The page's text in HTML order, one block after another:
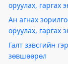
оруулах, гаргах
Ан агнах
оруулах, гаргах
Галт зэвсгийн
зөвшөөрөл